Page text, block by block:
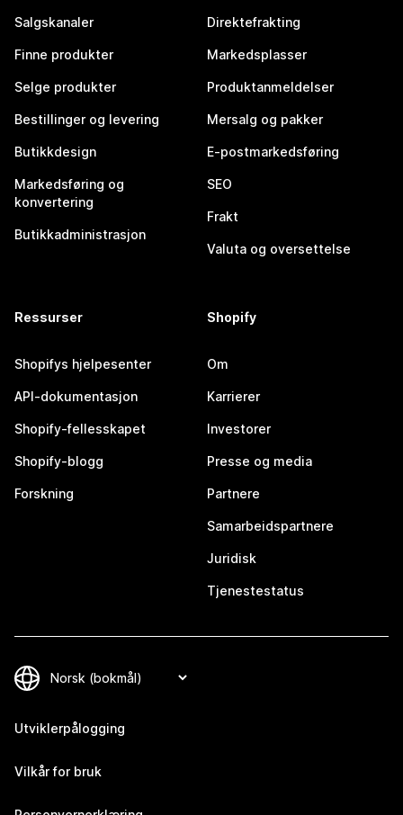
Salgskanaler
Finne produkter
Selge produkter
Bestillinger og levering
Butikkdesign
Markedsføring og
konvertering
Butikkadministrasjon
Direktefrakting
Markedsplasser
Produktanmeldelser
Mersalg og pakker
E-postmarkedsføring
SEO
Frakt
Valuta og oversettelse
Ressurser
Shopifys hjelpesenter
API-dokumentasjon
Shopify-fellesskapet
Shopify-blogg
Forskning
Shopify
Om
Karrierer
Investorer
Presse og media
Partnere
Samarbeidspartnere
Juridisk
Tjenestestatus
Utviklerpålogging
Vilkår for bruk